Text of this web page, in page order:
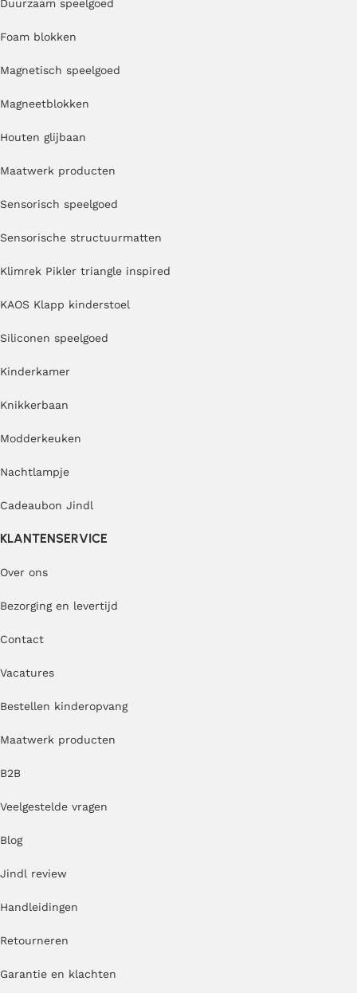
Duurzaam speelgoed
Foam blokken
Magnetisch speelgoed
Magneetblokken
Houten glijbaan
Maatwerk producten
Sensorisch speelgoed
Sensorische structuurmatten
Klimrek Pikler triangle inspired
KAOS Klapp kinderstoel
Siliconen speelgoed
Kinderkamer
Knikkerbaan
Modderkeuken
Nachtlampje
Cadeaubon Jindl
KLANTENSERVICE
Over ons
Bezorging en levertijd
Contact
Vacatures
Bestellen kinderopvang
Maatwerk producten
B2B
Veelgestelde vragen
Blog
Jindl review
Handleidingen
Retourneren
Garantie en klachten